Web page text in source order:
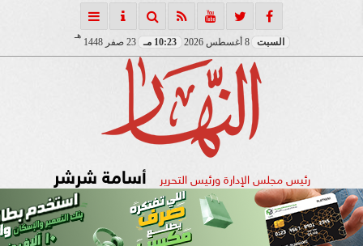
السبت 8 أغسطس 2026 10:23 مـ 23 صفر 1448
هـ
رئيس مجلس الإدارة ورئيس التحرير أسامة شرشر